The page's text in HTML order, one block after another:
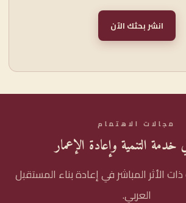
انشر بحثك الآن
مجالات الاهتمام
خدمة التنمية وإعادة الإعمار
الأثر المباشر في إعادة بناء المستقبل
العربي.